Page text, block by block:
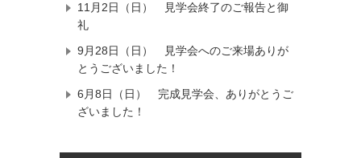
11月2日（日） 見学会終了のご報告と御
礼
9月28日（日） 見学会へのご来場ありが
とうございました！
6月8日（日） 完成見学会、ありがとうご
ざいました！